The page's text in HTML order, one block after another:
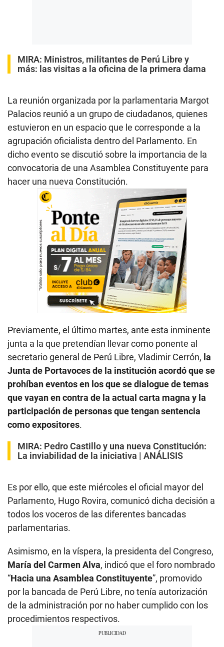
MIRA: Ministros, militantes de Perú Libre y
más: las visitas a la oficina de la primera dama
La reunión organizada por la parlamentaria Margot
Palacios reunió a un grupo de ciudadanos, quienes
estuvieron en un espacio que le corresponde a la
agrupación oficialista dentro del Parlamento. En
dicho evento se discutió sobre la importancia de la
convocatoria de una Asamblea Constituyente para
hacer una nueva Constitución.
Previamente, el último martes, ante esta inminente
junta a la que pretendían llevar como ponente al
secretario general de Perú Libre, Vladimir Cerrón, la
Junta de Portavoces de la institución acordó que se
prohíban eventos en los que se dialogue de temas
que vayan en contra de la actual carta magna y la
participación de personas que tengan sentencia
como expositores.
MIRA: Pedro Castillo y una nueva Constitución:
La inviabilidad de la iniciativa | ANÁLISIS
Es por ello, que este miércoles el oficial mayor del
Parlamento, Hugo Rovira, comunicó dicha decisión a
todos los voceros de las diferentes bancadas
parlamentarias.
Asimismo, en la víspera, la presidenta del Congreso,
María del Carmen Alva, indicó que el foro nombrado
“Hacia una Asamblea Constituyente”, promovido
por la bancada de Perú Libre, no tenía autorización
de la administración por no haber cumplido con los
procedimientos respectivos.